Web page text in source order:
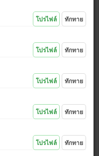
ชอบ
มอัตโนมัติ
โปรไฟล์ ทักทาย
โปรไฟล์ ทักทาย
โปรไฟล์ ทักทาย
โปรไฟล์ ทักทาย
โปรไฟล์ ทักทาย